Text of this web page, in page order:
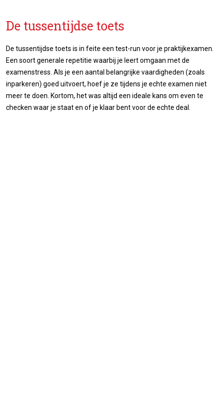
De tussentijdse toets
De tussentijdse toets is in feite een test-run voor je praktijkexamen.
Een soort generale repetitie waarbij je leert omgaan met de
examenstress. Als je een aantal belangrijke vaardigheden (zoals
inparkeren) goed uitvoert, hoef je ze tijdens je echte examen niet
meer te doen. Kortom, het was altijd een ideale kans om even te
checken waar je staat en of je klaar bent voor de echte deal.